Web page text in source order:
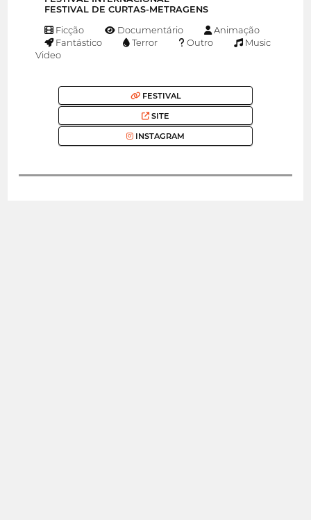
FESTIVAL DE CURTAS-METRAGENS
Ficção Documentário
Animação
Fantástico
Terror Outro
Music
Video
FESTIVAL
SITE
INSTAGRAM